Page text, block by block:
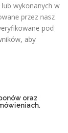
wykonanych w
przez nasz
pod
aby
oraz